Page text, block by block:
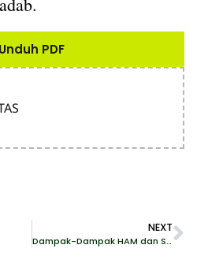
Unduh PDF
NEXT
Dampak-Dampak HAM dan Sosio-Ekonomi dari Proyek Pembangunan Infrastruktur Urban dan Pariwisata Mandalika